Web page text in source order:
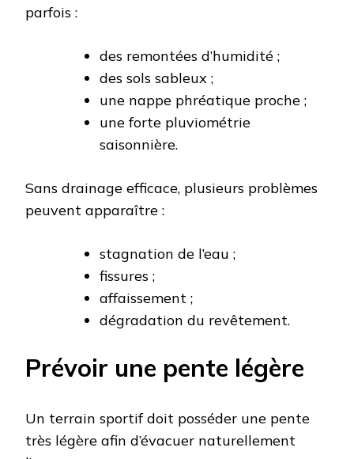
parfois :
des remontées d’humidité ;
des sols sableux ;
une nappe phréatique proche ;
une forte pluviométrie
saisonnière.
Sans drainage efficace, plusieurs problèmes
peuvent apparaître :
stagnation de l’eau ;
fissures ;
affaissement ;
dégradation du revêtement.
Prévoir une pente légère
Un terrain sportif doit posséder une pente
très légère afin d’évacuer naturellement